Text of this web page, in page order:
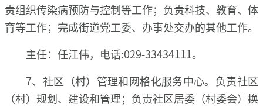
责组织传染病预防与控制等工作；负责科技、教育、体
育等工作；完成街道党工委、办事处交办的其他工作。
主任：任江伟，电话:029-33434111。
7、社区（村）管理和网格化服务中心。负责社区
（村）规划、建设和管理；负责社区居委（村委会）换